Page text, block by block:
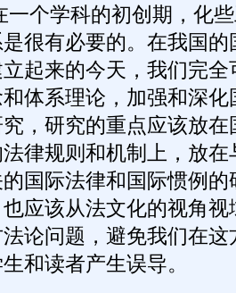
个学科的初创期，化些
很有必要的。在我国
起来的今天，我们完
体系理论，加强和深
，研究的重点应该放
律规则和机制上，放
国际法律和国际惯例
应该从法文化的视角
论问题，避免我们在
和读者产生误导。